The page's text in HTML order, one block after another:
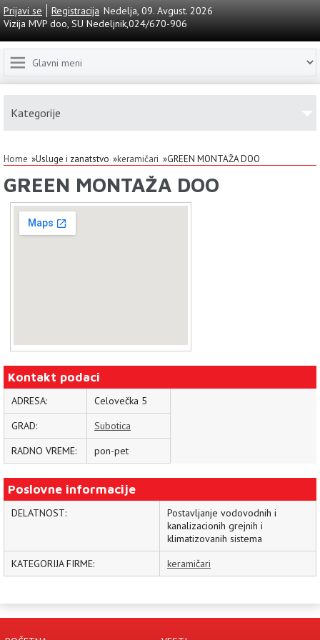
Prijavi se Registracija Nedelja, 09. Avgust. 2026
Vizija MVP doo, SU Nedeljnik,024/670-906
Home Usluge i zanatstvo keramičari GREEN MONTAŽA DOO
GREEN MONTAŽA DOO
Kontakt podaci
ADRESA:
Celovečka 5
GRAD:
Subotica
RADNO VREME:
pon-pet
Poslovne informacije
DELATNOST:
Postavljanje vodovodnih i
kanalizacionih grejnih i
klimatizovanih sistema
KATEGORIJA FIRME:
keramičari
Kаtegorije